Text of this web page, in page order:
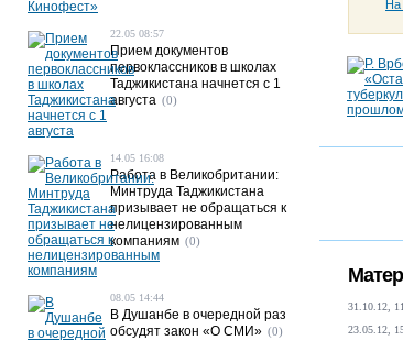
На
31.10.12,
23.05.12,
22.05 08:57
Прием документов
первоклассников в школах
Таджикистана начнется с 1
августа (0)
14.05 16:08
Работа в Великобритании:
Минтруда Таджикистана
призывает не обращаться к
нелицензированным
компаниям (0)
08.05 14:44
В Душанбе в очередной раз
обсудят закон «О СМИ» (0)